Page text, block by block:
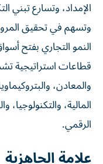
الإمداد، وتسارع تبني
وتسهم في تحقيق
النمو التجاري بفتح
قطاعات استراتيجية
والمعادن،
المالية،
الرقمي.